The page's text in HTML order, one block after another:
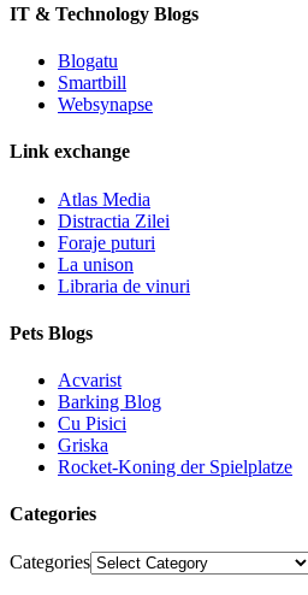
IT & Technology Blogs
Blogatu
Smartbill
Websynapse
Link exchange
Atlas Media
Distractia Zilei
Foraje puturi
La unison
Libraria de vinuri
Pets Blogs
Acvarist
Barking Blog
Cu Pisici
Griska
Rocket-Koning der Spielplatze
Categories
Categories